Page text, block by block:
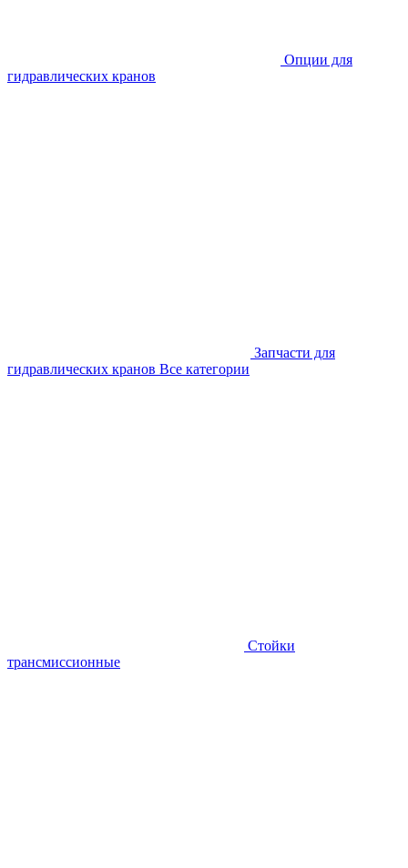
Опции для
гидравлических кранов
Запчасти для
гидравлических кранов Все категории
Стойки
трансмиссионные